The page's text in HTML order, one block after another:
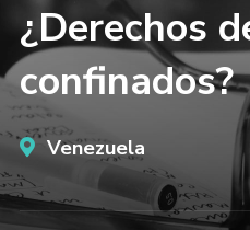
¿Derechos
confinados?
Venezuela